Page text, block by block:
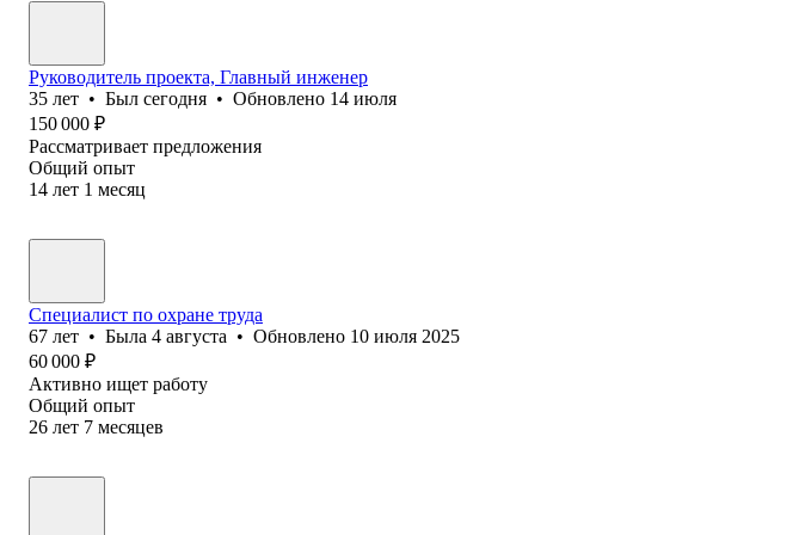
Руководитель проекта, Главный инженер
35 лет • Был сегодня • Обновлено 14 июля
150 000 ₽
Рассматривает предложения
Общий опыт
14 лет 1 месяц
Специалист по охране труда
67 лет • Была 4 августа • Обновлено 10 июля 2025
60 000 ₽
Активно ищет работу
Общий опыт
26 лет 7 месяцев